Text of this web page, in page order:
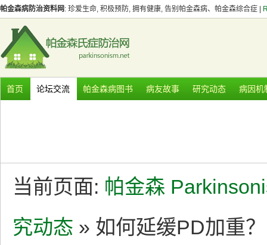
帕金森病防治资料网 : 珍爱生命, 积极预防, 拥有健康, 告别帕金森病、帕金森综合症 |
首页 论坛交流 帕金森病图书 病友故事 研究动态 病因机
当前页面: 帕金森
究动态 » 如何延缓PD加重？